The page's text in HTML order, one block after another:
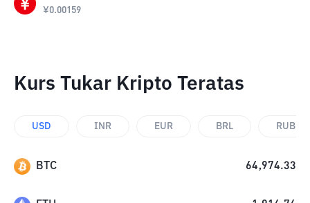
¥0.00159
Kurs Tukar Kripto Teratas
USD INR EUR BRL RUB
BTC 64,974.33